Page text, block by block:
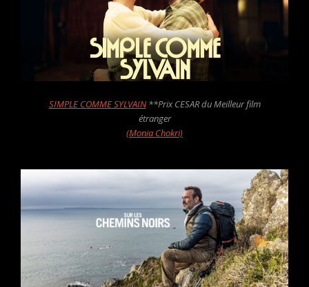
SIMPLE COMME SYLVAIN**Prix CESAR du Meilleur film
étranger
(Monia Chokri)